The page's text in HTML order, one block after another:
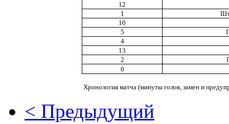
12
1
10
5
4
13
2
0
Хронология матча (минуты голов, замен и
< Предыдущий